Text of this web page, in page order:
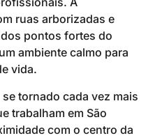
ruas arborizadas e
pontos fortes do
ambiente calmo para
vida.
tornado cada vez mais
trabalham em São
com o centro da